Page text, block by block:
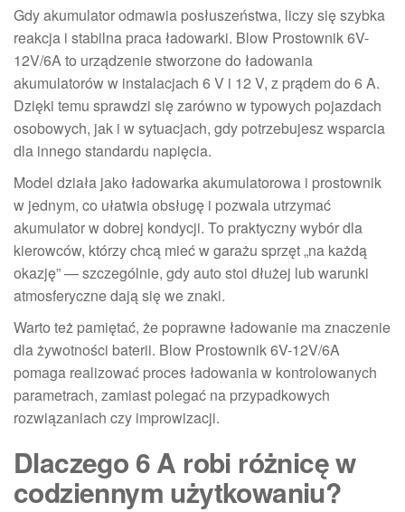
Gdy akumulator odmawia posłuszeństwa, liczy się szybka
reakcja i stabilna praca ładowarki. Blow Prostownik 6V-
12V/6A to urządzenie stworzone do ładowania
akumulatorów w instalacjach 6 V i 12 V, z prądem do 6 A.
Dzięki temu sprawdzi się zarówno w typowych pojazdach
osobowych, jak i w sytuacjach, gdy potrzebujesz wsparcia
dla innego standardu napięcia.
Model działa jako ładowarka akumulatorowa i prostownik
w jednym, co ułatwia obsługę i pozwala utrzymać
akumulator w dobrej kondycji. To praktyczny wybór dla
kierowców, którzy chcą mieć w garażu sprzęt „na każdą
okazję” — szczególnie, gdy auto stoi dłużej lub warunki
atmosferyczne dają się we znaki.
Warto też pamiętać, że poprawne ładowanie ma znaczenie
dla żywotności baterii. Blow Prostownik 6V-12V/6A
pomaga realizować proces ładowania w kontrolowanych
parametrach, zamiast polegać na przypadkowych
rozwiązaniach czy improwizacji.
Dlaczego 6 A robi różnicę w
codziennym użytkowaniu?